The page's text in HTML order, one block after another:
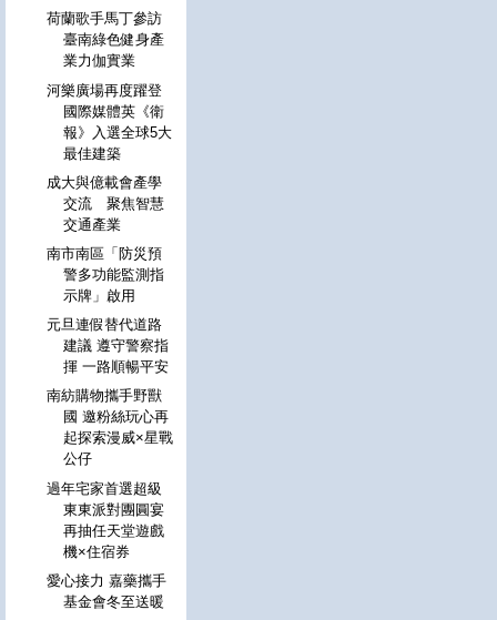
荷蘭歌手馬丁參訪
臺南綠色健身產
業力伽實業
河樂廣場再度躍登
國際媒體英《衛
報》入選全球5大
最佳建築
成大與億載會產學
交流 聚焦智慧
交通產業
南市南區「防災預
警多功能監測指
示牌」啟用
元旦連假替代道路
建議 遵守警察指
揮 一路順暢平安
南紡購物攜手野獸
國 邀粉絲玩心再
起探索漫威×星戰
公仔
過年宅家首選超級
東東派對團圓宴
再抽任天堂遊戲
機×住宿券
愛心接力 嘉藥攜手
基金會冬至送暖